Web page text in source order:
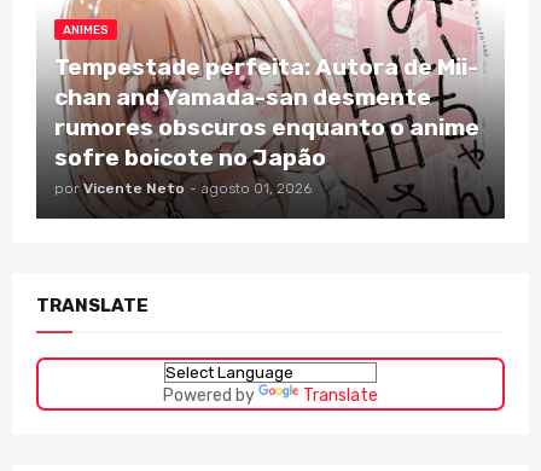
ANIMES
Tempestade perfeita: Autora de Mii-
chan and Yamada-san desmente
rumores obscuros enquanto o anime
sofre boicote no Japão
por Vicente Neto - agosto 01, 2026
TRANSLATE
Powered by Translate